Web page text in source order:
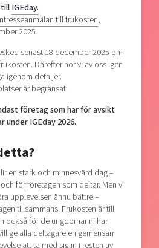
IGEday.
till frukosten,
2025.
senast 18 december 2025 om
Därefter hör vi av oss igen
igenom detaljer.
är begränsat.
företag som har för avsikt
IGEday 2026.
en stark och minnesvärd dag –
för företagen som deltar. Men vi
upplevelsen ännu bättre –
tillsammans. Frukosten är till
också för de ungdomar ni har
ge alla deltagare en gemensam
att ta med sig in i resten av